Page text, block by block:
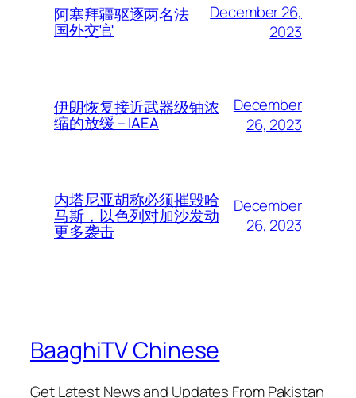
阿塞拜疆驱逐两名法
国外交官
December 26,
2023
伊朗恢复接近武器级铀浓
缩的放缓 – IAEA
December
26, 2023
内塔尼亚胡称必须摧毁哈
马斯，以色列对加沙发动
更多袭击
December
26, 2023
BaaghiTV Chinese
Get Latest News and Updates From Pakistan